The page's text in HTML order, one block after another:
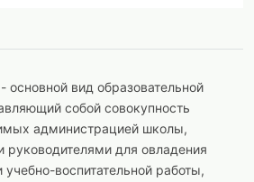
основной вид образовательной
собой совокупность
администрацией школы,
руководителями для овладения
воспитательной работы,